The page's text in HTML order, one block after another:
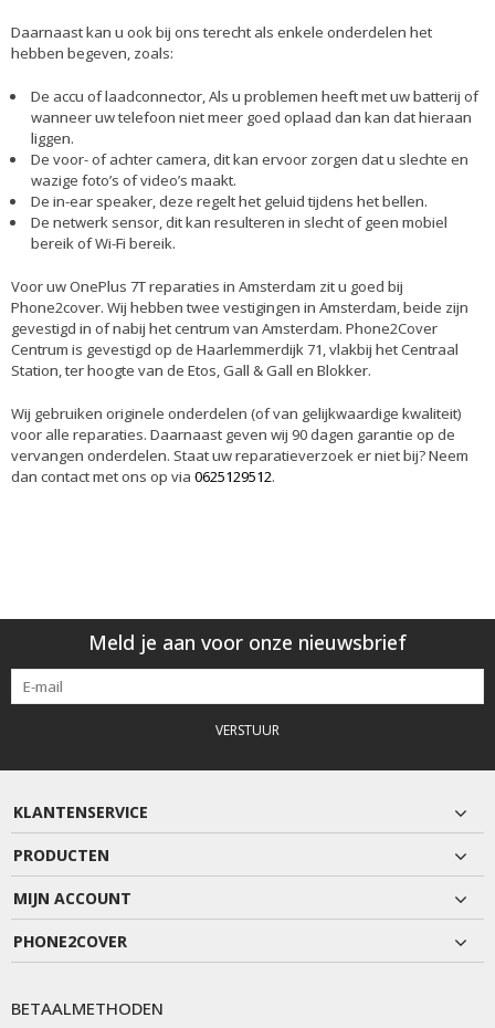
Daarnaast kan u ook bij ons terecht als enkele onderdelen het
hebben begeven, zoals:
De accu of laadconnector, Als u problemen heeft met uw batterij of
wanneer uw telefoon niet meer goed oplaad dan kan dat hieraan
liggen.
De voor- of achter camera, dit kan ervoor zorgen dat u slechte en
wazige foto’s of video’s maakt.
De in-ear speaker, deze regelt het geluid tijdens het bellen.
De netwerk sensor, dit kan resulteren in slecht of geen mobiel
bereik of Wi-Fi bereik.
Voor uw OnePlus 7T reparaties in Amsterdam zit u goed bij
Phone2cover. Wij hebben twee vestigingen in Amsterdam, beide zijn
gevestigd in of nabij het centrum van Amsterdam. Phone2Cover
Centrum is gevestigd op de Haarlemmerdijk 71, vlakbij het Centraal
Station, ter hoogte van de Etos, Gall & Gall en Blokker.
Wij gebruiken originele onderdelen (of van gelijkwaardige kwaliteit)
voor alle reparaties. Daarnaast geven wij 90 dagen garantie op de
vervangen onderdelen. Staat uw reparatieverzoek er niet bij? Neem
dan contact met ons op via 0625129512.
Meld je aan voor onze nieuwsbrief
VERSTUUR
KLANTENSERVICE
PRODUCTEN
MIJN ACCOUNT
PHONE2COVER
BETAALMETHODEN